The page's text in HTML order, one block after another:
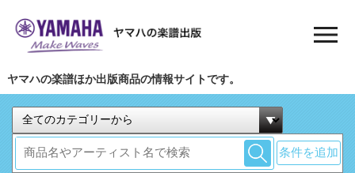
ヤマハの楽譜ほか出版商品の情報サイトです。
条件を追加